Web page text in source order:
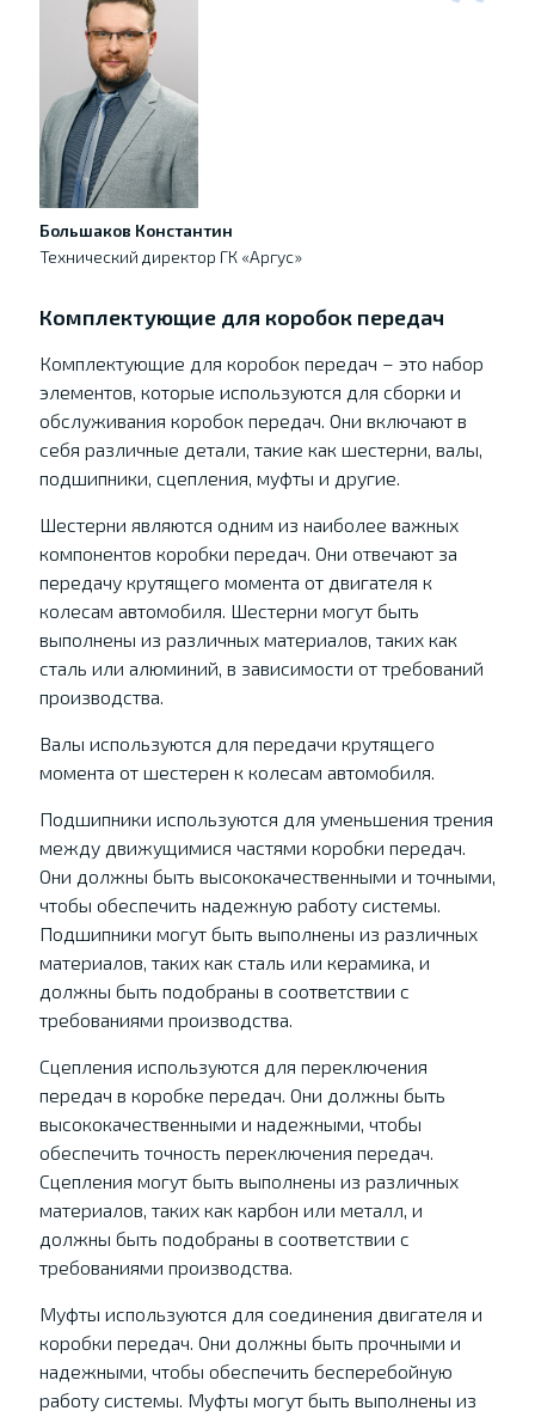
Большаков Константин
Технический директор ГК «Аргус»
Комплектующие для коробок передач
Комплектующие для коробок передач – это набор
элементов, которые используются для сборки и
обслуживания коробок передач. Они включают в
себя различные детали, такие как шестерни, валы,
подшипники, сцепления, муфты и другие.
Шестерни являются одним из наиболее важных
компонентов коробки передач. Они отвечают за
передачу крутящего момента от двигателя к
колесам автомобиля. Шестерни могут быть
выполнены из различных материалов, таких как
сталь или алюминий, в зависимости от требований
производства.
Валы используются для передачи крутящего
момента от шестерен к колесам автомобиля.
Подшипники используются для уменьшения трения
между движущимися частями коробки передач.
Они должны быть высококачественными и точными,
чтобы обеспечить надежную работу системы.
Подшипники могут быть выполнены из различных
материалов, таких как сталь или керамика, и
должны быть подобраны в соответствии с
требованиями производства.
Сцепления используются для переключения
передач в коробке передач. Они должны быть
высококачественными и надежными, чтобы
обеспечить точность переключения передач.
Сцепления могут быть выполнены из различных
материалов, таких как карбон или металл, и
должны быть подобраны в соответствии с
требованиями производства.
Муфты используются для соединения двигателя и
коробки передач. Они должны быть прочными и
надежными, чтобы обеспечить бесперебойную
работу системы. Муфты могут быть выполнены из